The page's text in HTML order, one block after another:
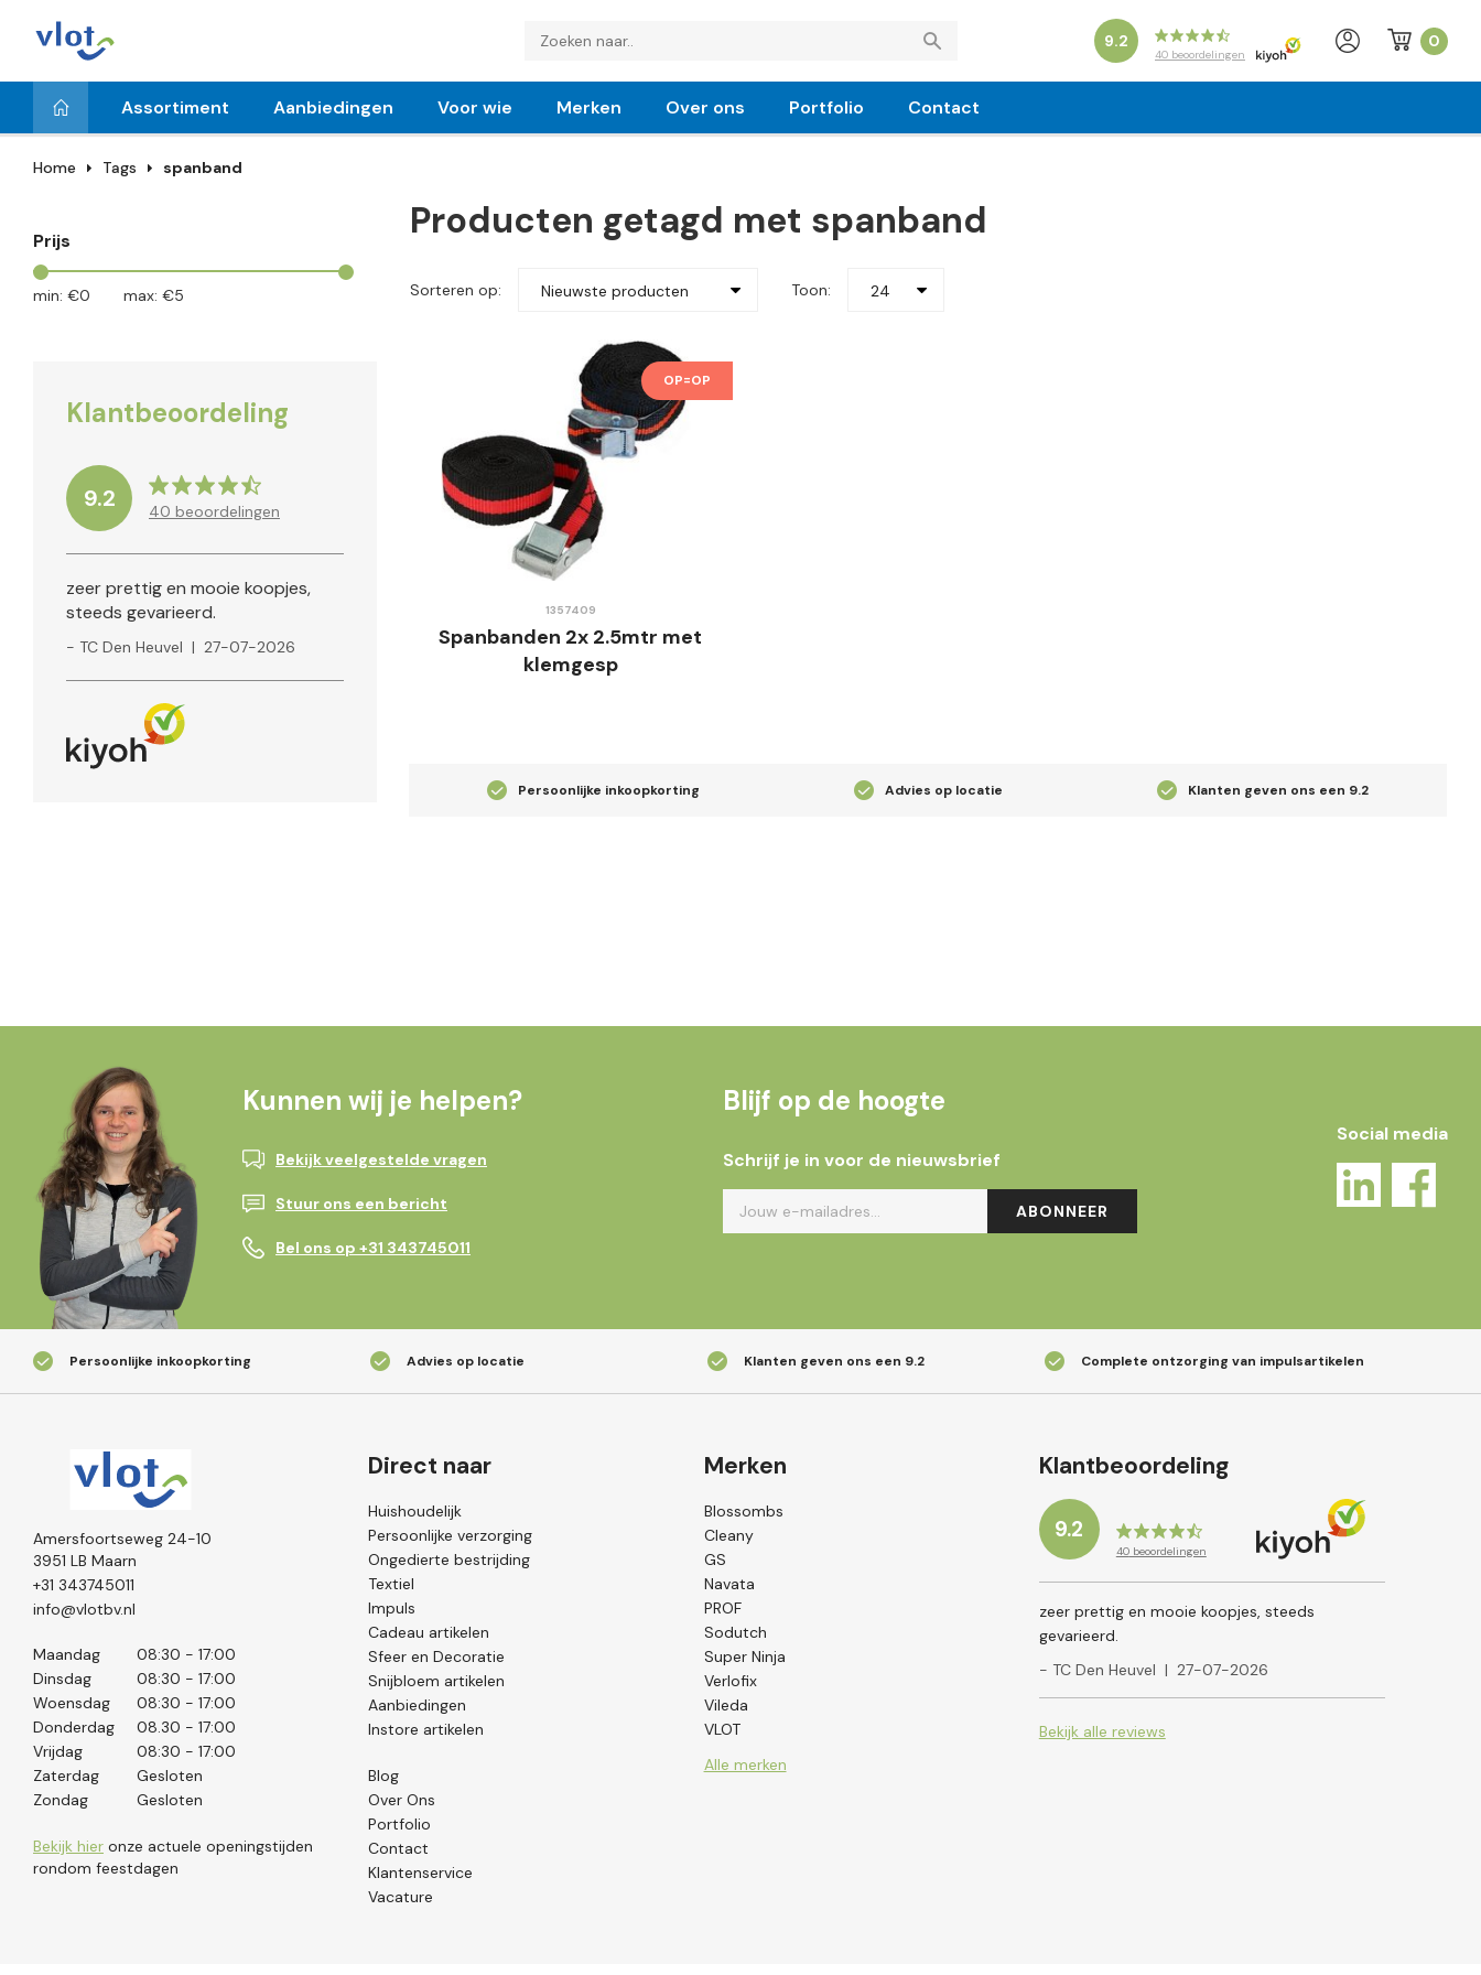
9.2
40 beoordelingen
0
Assortiment Aanbiedingen Voor wie Merken Over ons Portfolio Contact
Home Tags spanband
Prijs
min: €0 max: €5
Klantbeoordeling
9.2 40 beoordelingen
zeer prettig en mooie koopjes,
steeds gevarieerd.
- TC Den Heuvel | 27-07-2026
Producten getagd met spanband
Sorteren op: Nieuwste producten Toon: 24
OP=OP
1357409
Spanbanden 2x 2.5mtr met
klemgesp
Persoonlijke inkoopkorting Advies op locatie Klanten geven ons een 9.2
Kunnen wij je helpen?
Bekijk veelgestelde vragen
Stuur ons een bericht
Bel ons op +31 343745011
Blijf op de hoogte
Schrijf je in voor de nieuwsbrief
ABONNEER
Social media
Persoonlijke inkoopkorting Advies op locatie Klanten geven ons een 9.2 Complete ontzorging van impulsartikelen
Amersfoortseweg 24-10
3951 LB Maarn
+31 343745011
info@vlotbv.nl
Maandag
08:30 - 17:00
Dinsdag
08:30 - 17:00
Woensdag
08:30 - 17:00
Donderdag
08.30 - 17:00
Vrijdag
08:30 - 17:00
Zaterdag
Gesloten
Zondag
Gesloten
Bekijk hier onze actuele openingstijden
rondom feestdagen
Direct naar
Huishoudelijk
Persoonlijke verzorging
Ongedierte bestrijding
Textiel
Impuls
Cadeau artikelen
Sfeer en Decoratie
Snijbloem artikelen
Aanbiedingen
Instore artikelen
Blog
Over Ons
Portfolio
Contact
Klantenservice
Vacature
Merken
Blossombs
Cleany
GS
Navata
PROF
Sodutch
Super Ninja
Verlofix
Vileda
VLOT
Alle merken
Klantbeoordeling
9.2
40beoordelingen
zeer prettig en mooie koopjes, steeds
gevarieerd.
- TC Den Heuvel | 27-07-2026
Bekijk alle reviews